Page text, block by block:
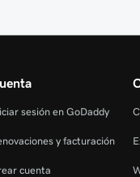
sesión en GoDaddy
y facturación
cuenta